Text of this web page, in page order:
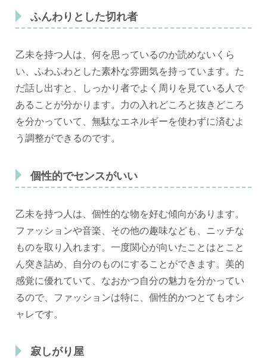
ふんわりとした切れ者
乙未を持つ人は、何を思っているのか読めないくら
い、ふわふわとした素朴な雰囲気を持っています。た
だ話し出すと、しっかり者でよく周りを見ている人で
あることが分かります。力の入れどころと抜きどころ
を分かっていて、無駄なエネルギーを使わずに済むよ
う調整ができるのです。
個性的でセンスがいい
乙未を持つ人は、個性的な物を好む傾向があります。
ファッションや音楽、その他の趣味なども、ニッチな
ものを取り入れます。一度関心が向いたことはとこと
ん突き詰め、自分のものにすることができます。美的
感覚に優れていて、なおかつ自分の魅力を分かってい
るので、ファッションは特に、個性的かつとてもオシ
ャレです。
寂しがり屋